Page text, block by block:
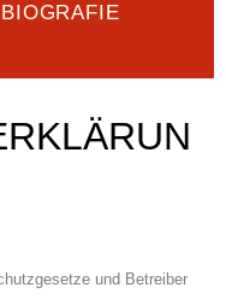
BIOGRAFIE
und Betreiber